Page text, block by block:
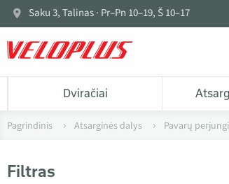
Saku 3, Talinas · Pr–Pn 10–19, Š 10–17
Dviračiai
Pagrindinis Atsarginės dalys Pavarų
Filtras